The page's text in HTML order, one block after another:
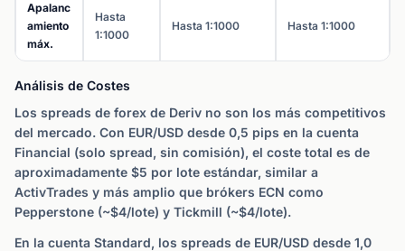
Apalanc
amiento
máx.
Hasta
1:1000
Hasta 1:1000 Hasta 1:1000
Análisis de Costes
Los spreads de forex de Deriv no son los más competitivos
del mercado. Con EUR/USD desde 0,5 pips en la cuenta
Financial (solo spread, sin comisión), el coste total es de
aproximadamente $5 por lote estándar, similar a
ActivTrades y más amplio que brókers ECN como
Pepperstone (~$4/lote) y Tickmill (~$4/lote).
En la cuenta Standard, los spreads de EUR/USD desde 1,0